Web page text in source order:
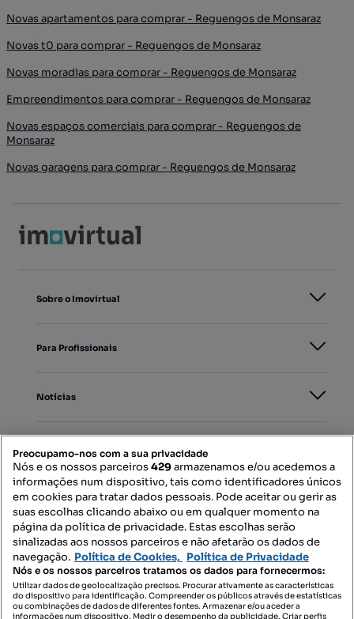
Novas apartamentos para comprar - Reguengos de Monsaraz
Novas t0 para comprar - Reguengos de Monsaraz
Novas moradias para comprar - Reguengos de Monsaraz
Empreendimentos para comprar - Reguengos de Monsaraz
Novas espaços comerciais para comprar - Reguengos de
Monsaraz
Novas garagens para comprar - Reguengos de Monsaraz
Sobre o Imovirtual
Para Profissionais
Notícias
Mapa do Site
Contacte-nos
SIGA-NOS:
Preocupamo-nos com a sua privacidade
Nós e os nossos parceiros429armazenamos e/ou acedemos a
informações num dispositivo, tais como identificadores únicos
em cookies para tratar dados pessoais. Pode aceitar ou gerir as
suas escolhas clicando abaixo ou em qualquer momento na
página da política de privacidade. Estas escolhas serão
sinalizadas aos nossos parceiros e não afetarão os dados de
navegação. Política de Cookies, Política de Privacidade
Nós e os nossos parceiros tratamos os dados para fornecermos:
Utilizar dados de geolocalização precisos. Procurar ativamente as características
do dispositivo para identificação. Compreender os públicos através de estatísticas
ou combinações de dados de diferentes fontes. Armazenar e/ou aceder a
informações num dispositivo. Medir o desempenho da publicidade. Criar perfis